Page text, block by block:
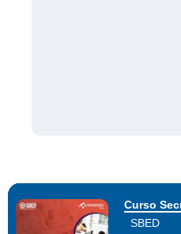
Curso
SBED